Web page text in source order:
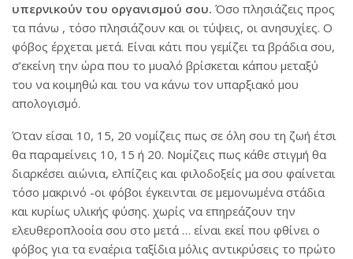
υπερνικoύν του οργανισμού σου. Όσο πλησιάζεις προς
τα πάνω , τόσο πλησιάζουν και οι τύψεις, οι ανησυχίες. Ο
φόβος έρχεται μετά. Είναι κάτι που γεμίζει τα βράδια σου,
σ’εκείνη την ώρα που το μυαλό βρίσκεται κάπου μεταξύ
του να κοιμηθώ και του να κάνω τον υπαρξιακό μου
απολογισμό.
Όταν είσαι 10, 15, 20 νομίζεις πως σε όλη σου τη ζωή έτσι
θα παραμείνεις 10, 15 ή 20. Νομίζεις πως κάθε στιγμή θα
διαρκέσει αιώνια, ελπίζεις και φιλοδοξείς μα σου φαίνεται
τόσο μακρινό -οι φόβοι έγκεινται σε μεμονωμένα στάδια
και κυρίως υλικής φύσης. χωρίς να επηρεάζουν την
ελευθεροπλοοία σου στο μετά … είναι εκεί που φθίνει ο
φόβος για τα εναέρια ταξίδια μόλις αντικρύσεις το πρώτο